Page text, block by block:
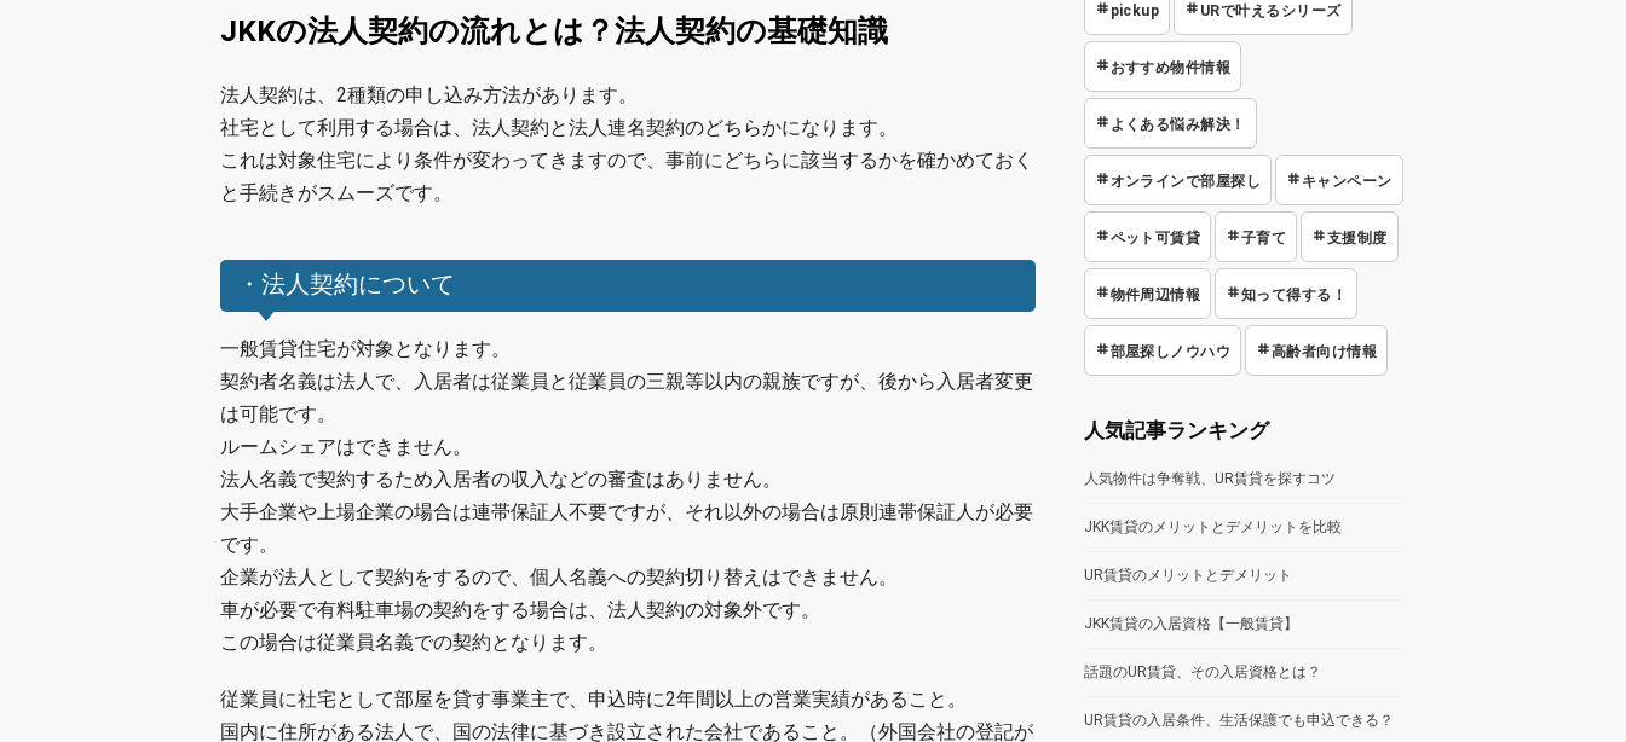
JKKの法人契約の流れとは？法人契約の基礎知識
法人契約は、2種類の申し込み方法があります。
社宅として利用する場合は、法人契約と法人連名契約のどちらかになります。
これは対象住宅により条件が変わってきますので、事前にどちらに該当するかを確かめておく
と手続きがスムーズです。
・法人契約について
一般賃貸住宅が対象となります。
契約者名義は法人で、入居者は従業員と従業員の三親等以内の親族ですが、後から入居者変更
は可能です。
ルームシェアはできません。
法人名義で契約するため入居者の収入などの審査はありません。
大手企業や上場企業の場合は連帯保証人不要ですが、それ以外の場合は原則連帯保証人が必要
です。
企業が法人として契約をするので、個人名義への契約切り替えはできません。
車が必要で有料駐車場の契約をする場合は、法人契約の対象外です。
この場合は従業員名義での契約となります。
従業員に社宅として部屋を貸す事業主で、申込時に2年間以上の営業実績があること。
国内に住所がある法人で、国の法律に基づき設立された会社であること。（外国会社の登記が
pickup URで叶えるシリーズ
おすすめ物件情報
よくある悩み解決！
オンラインで部屋探し キャンペーン
ペット可賃貸 子育て 支援制度
物件周辺情報 知って得する！
部屋探しノウハウ 高齢者向け情報
人気記事ランキング
人気物件は争奪戦、UR賃貸を探すコツ
JKK賃貸のメリットとデメリットを比較
UR賃貸のメリットとデメリット
JKK賃貸の入居資格【一般賃貸】
話題のUR賃貸、その入居資格とは？
UR賃貸の入居条件、生活保護でも申込できる？